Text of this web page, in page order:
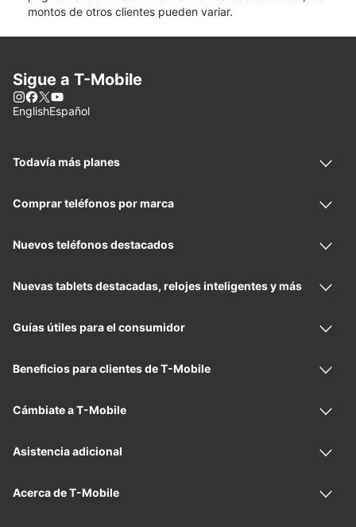
montos de otros clientes pueden variar.